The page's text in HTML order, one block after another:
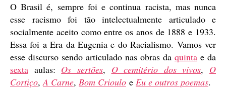
O Brasil é, sempre foi e continua racista, mas nunca
esse racismo foi tão intelectualmente articulado e
socialmente aceito como entre os anos de 1888 e 1933.
Essa foi a Era da Eugenia e do Racialismo. Vamos ver
esse discurso sendo articulado nas obras da quinta e da
sexta aulas: Os sertões, O cemitério dos vivos, O
Cortiço,A Carne, Bom Crioulo e Eu e outros poemas.